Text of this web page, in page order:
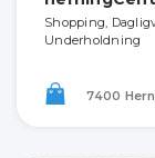
Shopping,
Underholdning
7400